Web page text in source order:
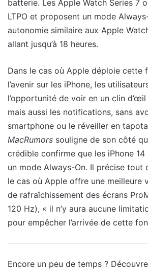
batterie. Les Apple Watch Series 7
LTPO et proposent un mode
autonomie similaire aux Apple
allant jusqu’à 18 heures.
Dans le cas où Apple déploie cette
l’avenir sur les iPhone, les
l’opportunité de voir en un clin d’œil
mais aussi les notifications, sans
smartphone ou le réveiller en
MacRumors souligne de son côté
crédible confirme que les iPhone
un mode Always-On. Il précise tout
le cas où Apple offre une meilleure
de rafraîchissement des écrans
120 Hz), « il n’y aura aucune
pour empêcher l’arrivée de cette
Encore un peu de temps ?